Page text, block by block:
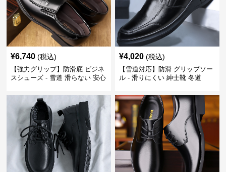
¥6,740 (税込)
【強力グリップ】防滑底 ビジネ
スシューズ - 雪道 滑らない 安心
¥4,020 (税込)
【雪道対応】防滑 グリップソー
ル - 滑りにくい 紳士靴 冬道